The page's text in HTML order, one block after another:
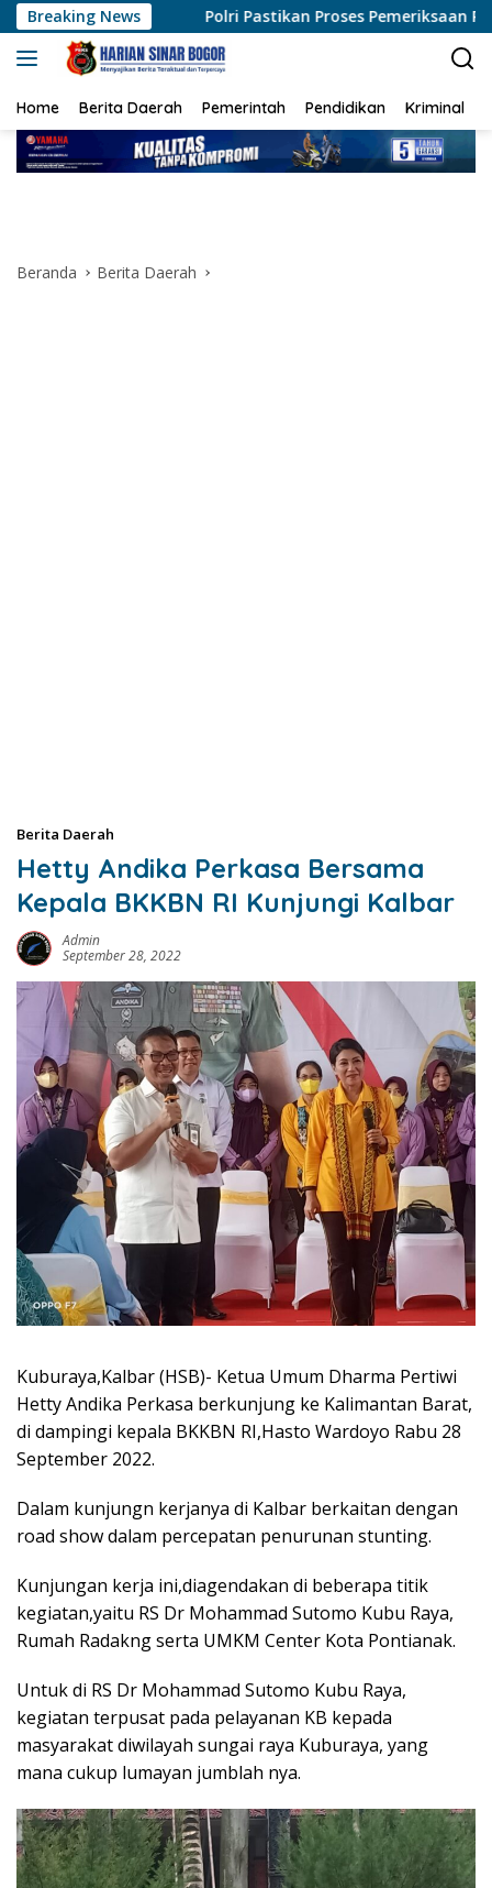
Langsung
ke
konten
Breaking News
Polri Pastikan Proses Pemeriksaan Personel di Aceh
Home Berita Daerah Pemerintah Pendidikan Kriminal
Beranda Berita Daerah
Berita Daerah
Hetty Andika Perkasa Bersama
Kepala BKKBN RI Kunjungi Kalbar
Admin
September 28, 2022
Kuburaya,Kalbar (HSB)- Ketua Umum Dharma Pertiwi
Hetty Andika Perkasa berkunjung ke Kalimantan Barat,
di dampingi kepala BKKBN RI,Hasto Wardoyo Rabu 28
September 2022.
Dalam kunjungn kerjanya di Kalbar berkaitan dengan
road show dalam percepatan penurunan stunting.
Kunjungan kerja ini,diagendakan di beberapa titik
kegiatan,yaitu RS Dr Mohammad Sutomo Kubu Raya,
Rumah Radakng serta UMKM Center Kota Pontianak.
Untuk di RS Dr Mohammad Sutomo Kubu Raya,
kegiatan terpusat pada pelayanan KB kepada
masyarakat diwilayah sungai raya Kuburaya, yang
mana cukup lumayan jumblah nya.